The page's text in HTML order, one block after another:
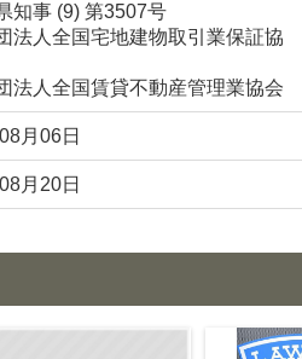
知事 (9) 第3507号
法人全国宅地建物取引業保証協
法人全国賃貸不動産管理業協会
月06日
月20日